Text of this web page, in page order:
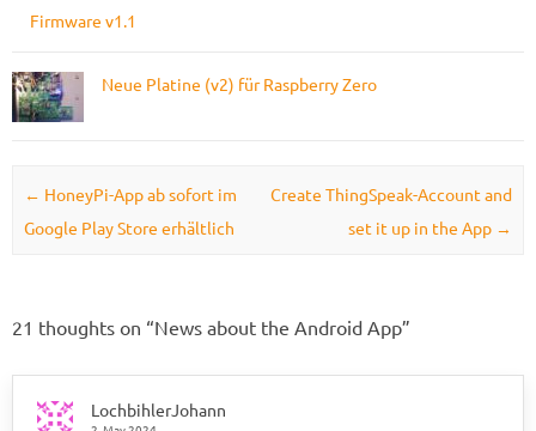
Firmware v1.1
Neue Platine (v2) für Raspberry Zero
Post navigation
← HoneyPi-App ab sofort im
Google Play Store erhältlich
Create ThingSpeak-Account and
set it up in the App →
21 thoughts on “News about the Android App”
LochbihlerJohann